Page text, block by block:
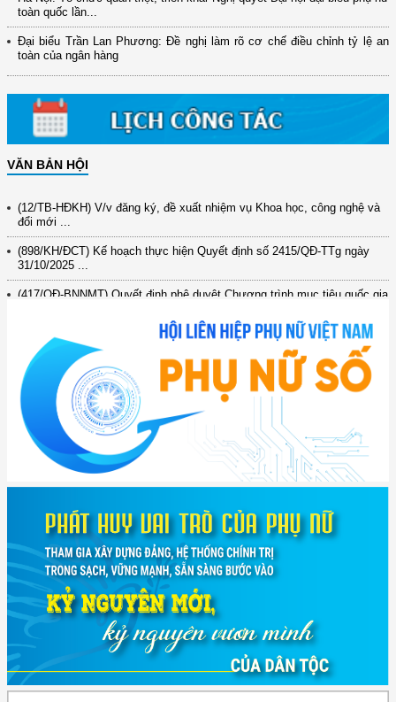
toàn quốc lần...
Đại biểu Trần Lan Phương: Đề nghị làm rõ cơ chế điều chỉnh tỷ lệ an
toàn của ngân hàng
VĂN BẢN HỘI
đổi mới ...
(898/KH/ĐCT) Kế hoạch thực hiện Quyết định số 2415/QĐ-TTg ngày
31/10/2025 ...
(417/QĐ-BNNMT) Quyết định phê duyệt Chương trình mục tiêu quốc gia
xây dựng ...
(891/KH-ĐCT) Kế hoạch thực hiện Nghị quyết số 72-NQ/TW ngày
9/9/2025 của Bộ ...
(2415/QĐ-TTg) Quyết định về việc phê duyệt Đề án Hỗ trợ Phụ nữ khởi
nghiệp ...